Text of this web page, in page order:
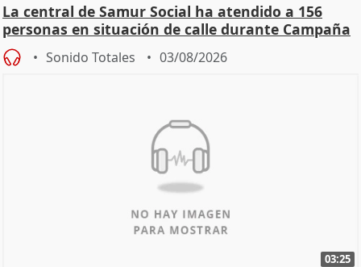
La central de Samur Social ha atendido a 156
personas en situación de calle durante Campaña
de Calor
Sonido Totales 03/08/2026
03:25